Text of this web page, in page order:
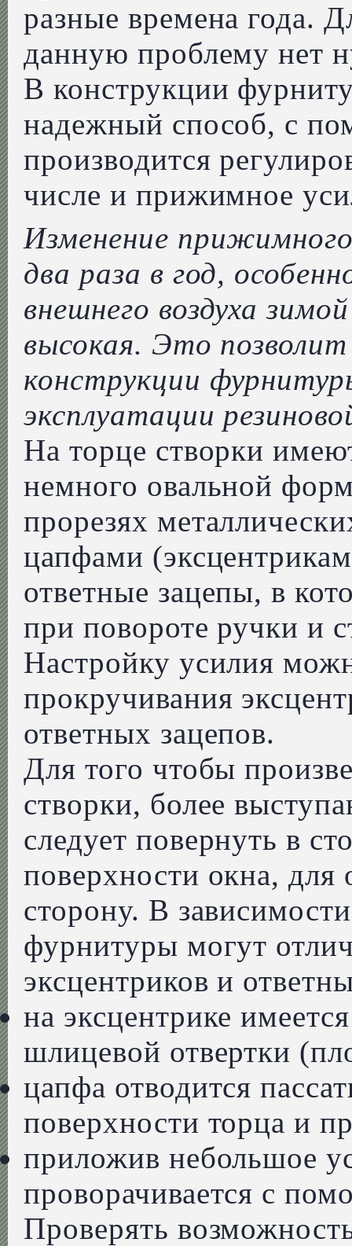
разные времена года.
данную проблему нет
В конструкции
надежный способ, с
производится
числе и прижимное
Изменение
два раза в год,
внешнего воздуха
высокая. Это
конструкции
эксплуатации
На торце створки
немного овальной
прорезях
цапфами
ответные зацепы, в
при повороте ручки и
Настройку усилия
прокручивания
ответных зацепов.
Для того чтобы
створки, более
следует повернуть в
поверхности окна,
сторону. В
фурнитуры могут
эксцентриков и
на эксцентрике
шлицевой отвертки
цапфа отводится
поверхности торца и
приложив небольшое
проворачивается с
Проверять